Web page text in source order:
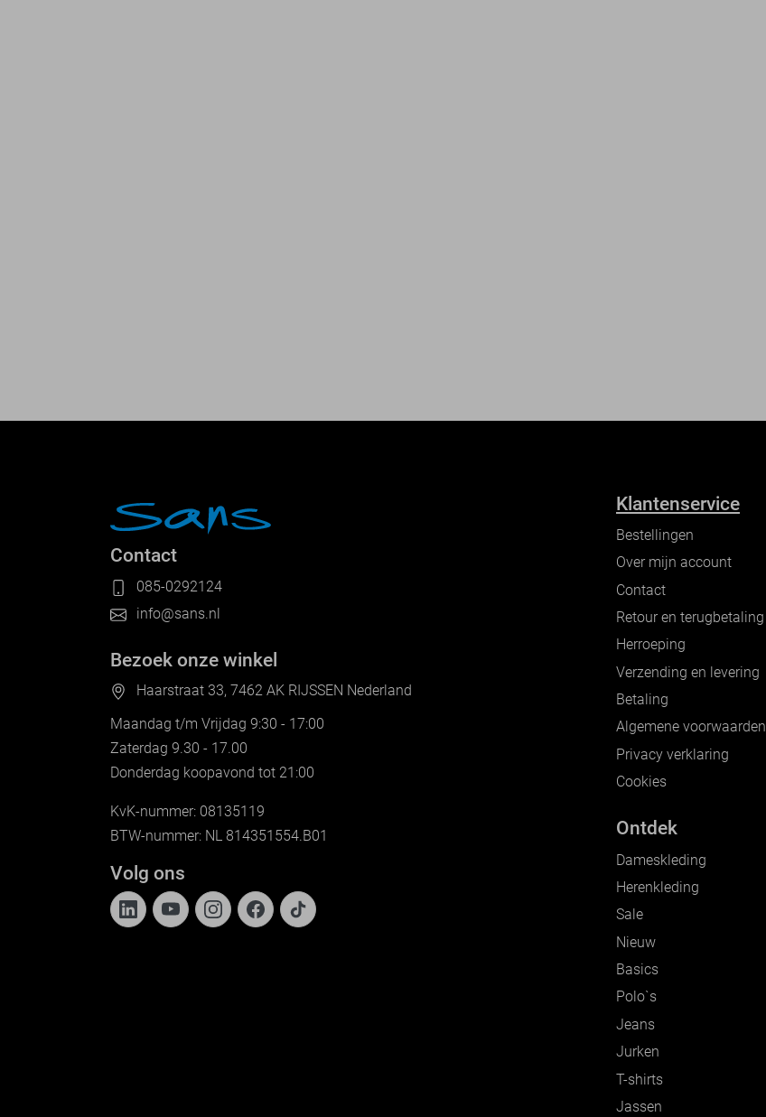
Contact
085-0292124
info@sans.nl
Bezoek onze winkel
Haarstraat 33, 7462 AK RIJSSEN Nederland
Maandag t/m Vrijdag 9:30 - 17:00
Zaterdag 9.30 - 17.00
Donderdag koopavond tot 21:00
KvK-nummer: 08135119
BTW-nummer: NL 814351554.B01
Volg ons
Klantenservice
Bestellingen
Over mijn account
Contact
Retour en terugbetaling
Herroeping
Verzending en levering
Betaling
Algemene voorwaarden
Privacy verklaring
Cookies
Ontdek
Dameskleding
Herenkleding
Sale
Nieuw
Basics
Polo`s
Jeans
Jurken
T-shirts
Jassen